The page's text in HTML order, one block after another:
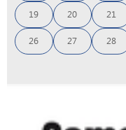
19 20 21
26 27 28